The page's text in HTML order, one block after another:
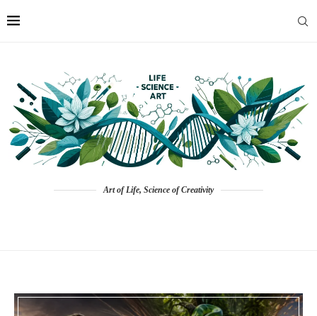
Art of Life, Science of Creativity